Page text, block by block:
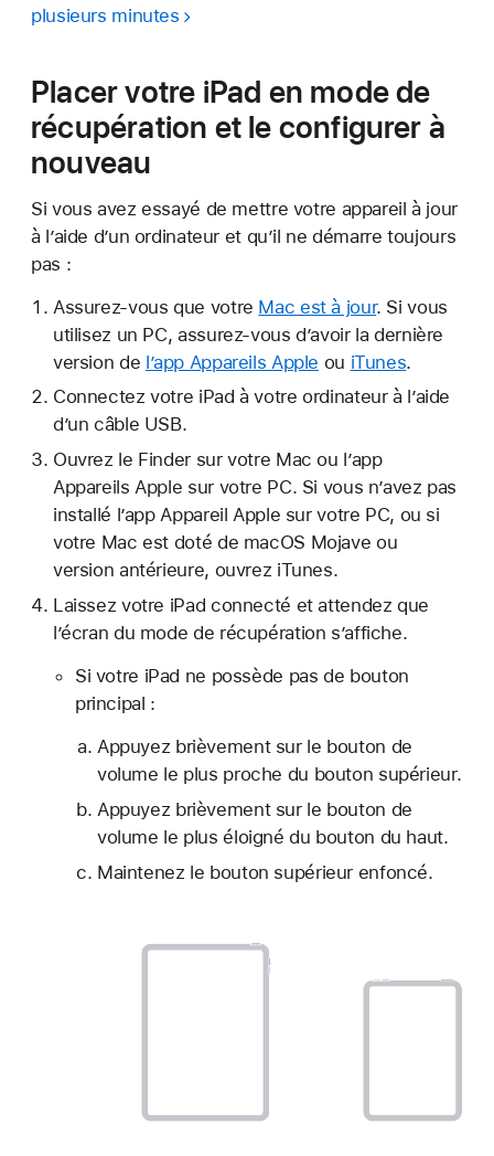
plusieurs minutes
Placer votre iPad en mode de
récupération et le configurer à
nouveau
Si vous avez essayé de mettre votre appareil à jour
à l’aide d’un ordinateur et qu’il ne démarre toujours
pas :
Assurez-vous que votre Mac est à jour. Si vous
utilisez un PC, assurez-vous d’avoir la dernière
version de l’app Appareils Apple ou iTunes.
Connectez votre iPad à votre ordinateur à l’aide
d’un câble USB.
Ouvrez le Finder sur votre Mac ou l’app
Appareils Apple sur votre PC. Si vous n’avez pas
installé l’app Appareil Apple sur votre PC, ou si
votre Mac est doté de macOS Mojave ou
version antérieure, ouvrez iTunes.
Laissez votre iPad connecté et attendez que
l’écran du mode de récupération s’affiche.
Si votre iPad ne possède pas de bouton
principal :
Appuyez brièvement sur le bouton de
volume le plus proche du bouton supérieur.
Appuyez brièvement sur le bouton de
volume le plus éloigné du bouton du haut.
Maintenez le bouton supérieur enfoncé.